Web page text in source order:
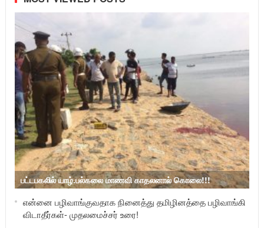
பட்டபகலில் யாழ்.பல்கலை மாணவி காதலனால் கொலை!!!
என்னை பழிவாங்குவதாக நினைத்து தமிழினத்தை பழிவாங்கி
விடாதீர்கள்- முதலமைச்சர் உரை!